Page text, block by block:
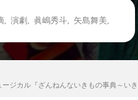
演劇 眞嶋秀⽃ 矢島舞美
ジカル『ざんねんないきもの事典～いき